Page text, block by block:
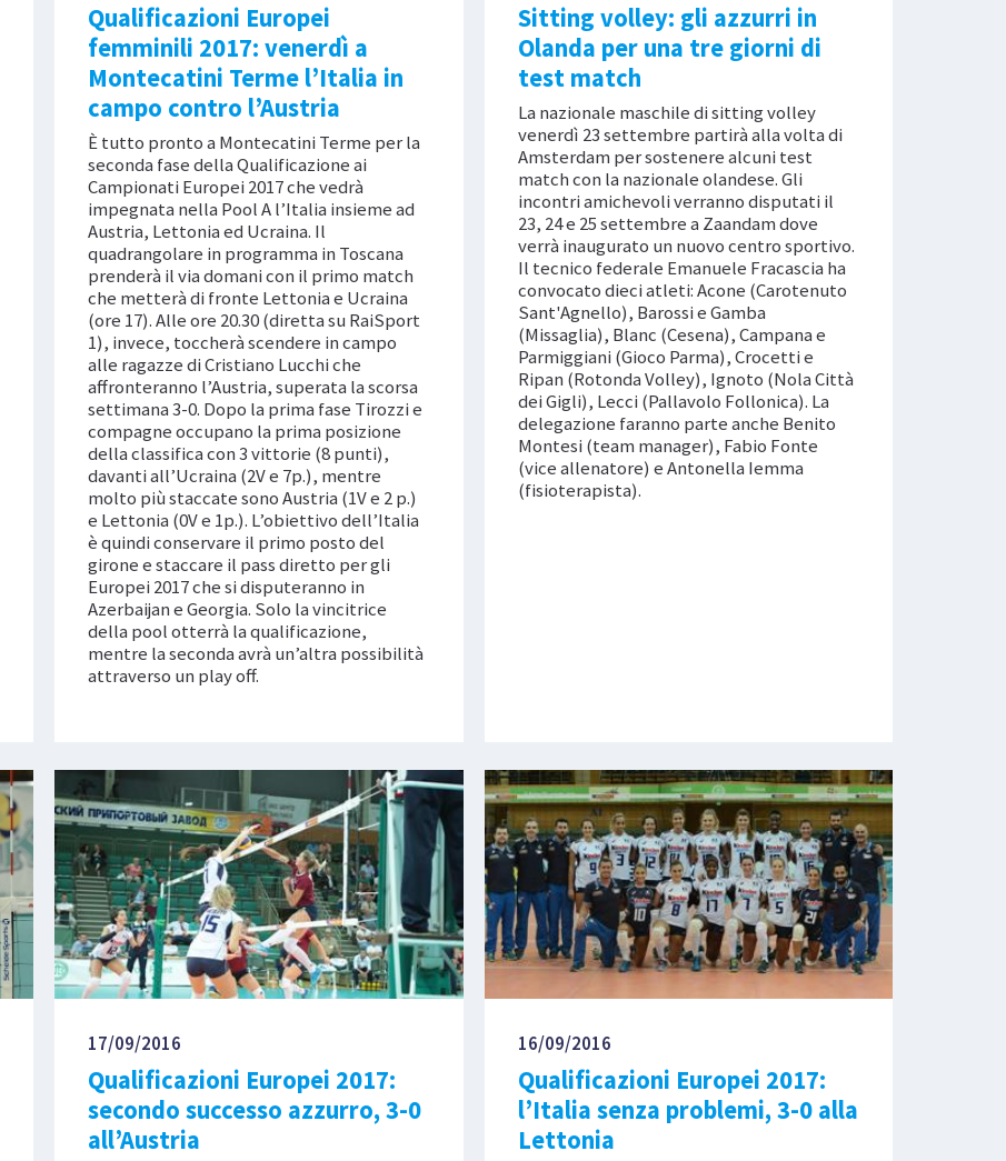
Qualificazioni Europei
femminili 2017: venerdì a
Montecatini Terme l’Italia in
campo contro l’Austria
È tutto pronto a Montecatini Terme per la
seconda fase della Qualificazione ai
Campionati Europei 2017 che vedrà
impegnata nella Pool A l’Italia insieme ad
Austria, Lettonia ed Ucraina. Il
quadrangolare in programma in Toscana
prenderà il via domani con il primo match
che metterà di fronte Lettonia e Ucraina
(ore 17). Alle ore 20.30 (diretta su RaiSport
1), invece, toccherà scendere in campo
alle ragazze di Cristiano Lucchi che
affronteranno l’Austria, superata la scorsa
settimana 3-0. Dopo la prima fase Tirozzi e
compagne occupano la prima posizione
della classifica con 3 vittorie (8 punti),
davanti all’Ucraina (2V e 7p.), mentre
molto più staccate sono Austria (1V e 2 p.)
e Lettonia (0V e 1p.). L’obiettivo dell’Italia
è quindi conservare il primo posto del
girone e staccare il pass diretto per gli
Europei 2017 che si disputeranno in
Azerbaijan e Georgia. Solo la vincitrice
della pool otterrà la qualificazione,
mentre la seconda avrà un’altra possibilità
attraverso un play off.
Sitting volley: gli azzurri in
Olanda per una tre giorni di
test match
La nazionale maschile di sitting volley
venerdì 23 settembre partirà alla volta di
Amsterdam per sostenere alcuni test
match con la nazionale olandese. Gli
incontri amichevoli verranno disputati il
23, 24 e 25 settembre a Zaandam dove
verrà inaugurato un nuovo centro sportivo.
Il tecnico federale Emanuele Fracascia ha
convocato dieci atleti: Acone (Carotenuto
Sant'Agnello), Barossi e Gamba
(Missaglia), Blanc (Cesena), Campana e
Parmiggiani (Gioco Parma), Crocetti e
Ripan (Rotonda Volley), Ignoto (Nola Città
dei Gigli), Lecci (Pallavolo Follonica). La
delegazione faranno parte anche Benito
Montesi (team manager), Fabio Fonte
(vice allenatore) e Antonella Iemma
(fisioterapista).
17/09/2016
Qualificazioni Europei 2017:
secondo successo azzurro, 3-0
all’Austria
16/09/2016
Qualificazioni Europei 2017:
l’Italia senza problemi, 3-0 alla
Lettonia